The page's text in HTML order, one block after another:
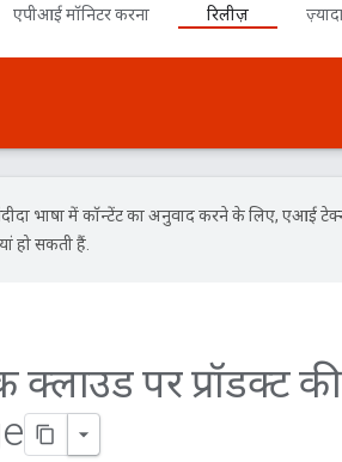
एपीआई मॉनिटर करना रिलीज़
भाषा में कॉन्टेंट का अनुवाद करने के लिए, एआई
हो सकती हैं.
पर प्रॉडक्ट